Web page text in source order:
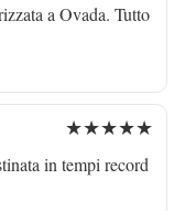
a Ovada. Tutto
★★★★★
in tempi record